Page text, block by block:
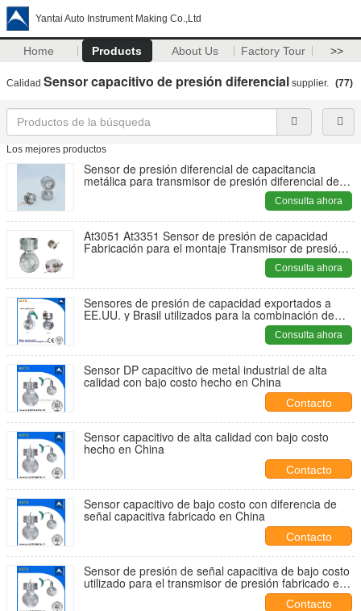
Yantai Auto Instrument Making Co.,Ltd
Home Products About Us Factory Tour >>
Calidad Sensor capacitivo de presión diferencial supplier. (77)
Los mejores productos
Sensor de presión diferencial de capacitancia
metálica para transmisor de presión diferencial de
Consulta ahora
At3051 At3351 Sensor de presión de capacidad
Fabricación para el montaje Transmisor de presión
Consulta ahora
Sensores de presión de capacidad exportados a
EE.UU. y Brasil utilizados para la combinación de
Consulta ahora
Sensor DP capacitivo de metal industrial de alta
calidad con bajo costo hecho en China
Contacto
Sensor capacitivo de alta calidad con bajo costo
hecho en China
Contacto
Sensor capacitivo de bajo costo con diferencia de
señal capacitiva fabricado en China
Contacto
Sensor de presión de señal capacitiva de bajo costo
utilizado para el transmisor de presión fabricado en
Contacto